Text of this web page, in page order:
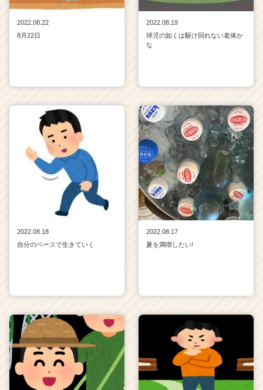
2022.08.22
8月22日
2022.08.19
球児の如くは駆け回れない老体か
な
2022.08.18
自分のペースで生きていく
2022.08.17
夏を満喫したい!